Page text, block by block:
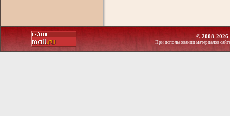
© 2008-2026
При использовании материалов